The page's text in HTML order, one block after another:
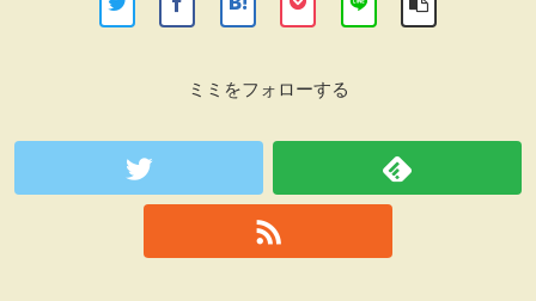
ミミをフォローする